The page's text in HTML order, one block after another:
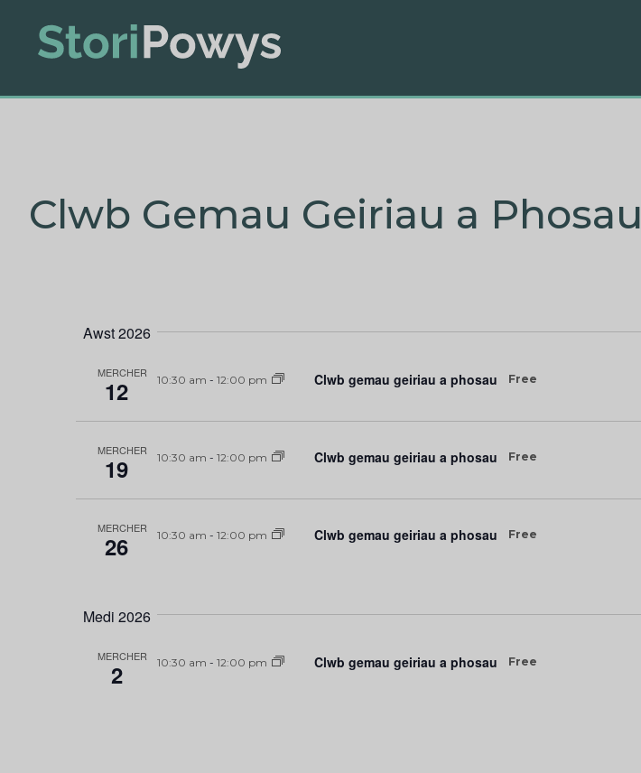
Clwb Gemau Geiriau a Phosau
Awst 2026
MERCHER
12 10:30 am - 12:00 pm Clwb gemau geiriau a phosau Free
MERCHER
19 10:30 am - 12:00 pm Clwb gemau geiriau a phosau Free
MERCHER
26 10:30 am - 12:00 pm Clwb gemau geiriau a phosau Free
Medi 2026
MERCHER
2 10:30 am - 12:00 pm Clwb gemau geiriau a phosau Free